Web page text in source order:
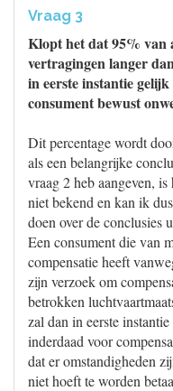
Vraag 3
Klopt het dat 95% van
vertragingen langer
in eerste instantie
consument bewust
Dit percentage wordt
als een belangrijke
vraag 2 heb aangeven,
niet bekend en kan ik
doen over de conclusies
Een consument die van
compensatie heeft
zijn verzoek om
betrokken
zal dan in eerste
inderdaad voor
dat er omstandigheden
niet hoeft te worden